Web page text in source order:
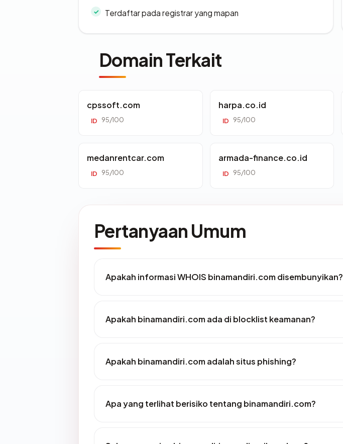
Terdaftar pada registrar yang mapan
Domain Terkait
cpssoft.com
ID 95/100
harpa.co.id
ID 95/100
medanrentcar.com
ID 95/100
armada-finance.co.id
ID 95/100
Pertanyaan Umum
Apakah informasi WHOIS binamandiri.com disembunyikan?
Apakah binamandiri.com ada di blocklist keamanan?
Apakah binamandiri.com adalah situs phishing?
Apa yang terlihat berisiko tentang binamandiri.com?